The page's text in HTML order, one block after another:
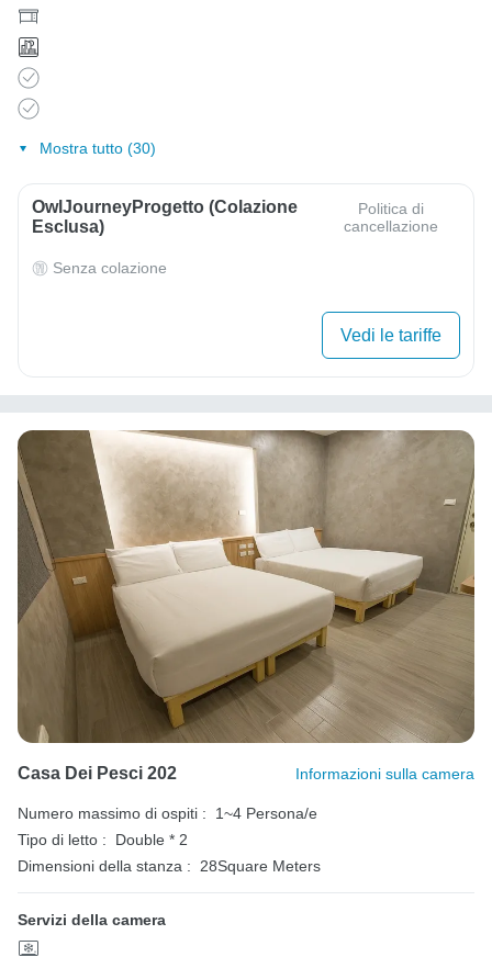
Mostra tutto (30)
OwlJourneyProgetto (colazione
Esclusa)
Politica di
cancellazione
Senza colazione
Vedi le tariffe
Casa Dei Pesci 202 Informazioni sulla camera
Numero massimo di ospiti :
1~4 Persona/e
Tipo di letto :
Double * 2
Dimensioni della stanza : 28Square Meters
Servizi della camera